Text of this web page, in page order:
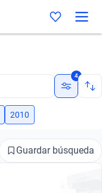
4
2010
Guardar búsqueda